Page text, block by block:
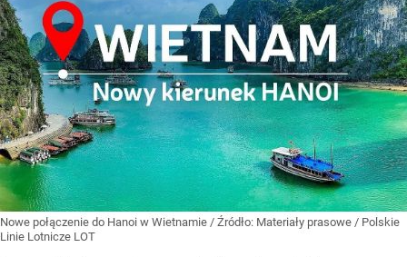
Nowe połączenie do Hanoi w Wietnamie / Źródło: Materiały prasowe / Polskie
Linie Lotnicze LOT